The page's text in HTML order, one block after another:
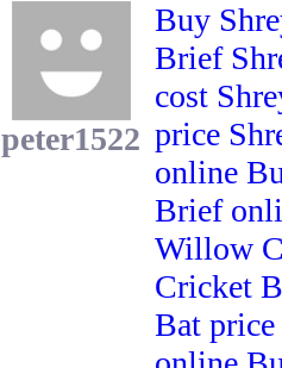
peter1522
Buy
Brief
cost
price
online
Brief
Willow
Cricket
Bat price